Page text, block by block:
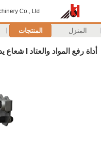
Co., Ltd.
المنزل المنتجات
أداة رفع المواد والعتاد I شعاع يدوي عربة عادية